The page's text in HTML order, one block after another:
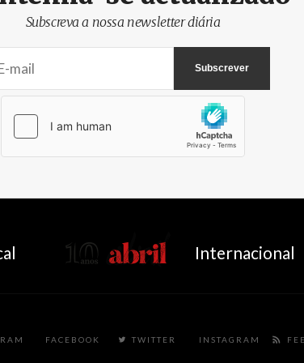
Subscreva a nossa newsletter diária
AbrilAbril Internacional
FACEBOOK TWITTER INSTAGRAM